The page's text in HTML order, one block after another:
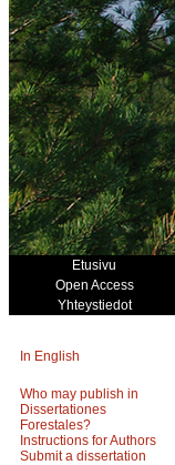
Etusivu
Open Access
Yhteystiedot
In English
Who may publish in
Dissertationes
Forestales?
Instructions for Authors
Submit a dissertation